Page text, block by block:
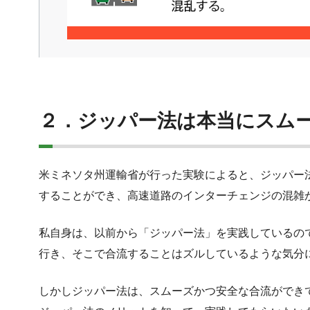
２．ジッパー法は本当にスム
米ミネソタ州運輸省が行った実験によると、ジッパ
することができ、高速道路のインターチェンジの混雑
私自身は、以前から「ジッパー法」を実践している
行き、そこで合流することはズルしているような気
しかしジッパー法は、スムーズかつ安全な合流がで